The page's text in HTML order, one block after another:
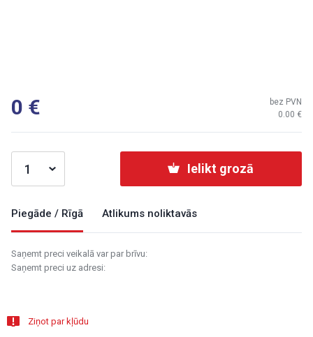
0 0.00
bez PVN
Ielikt grozā
Piegāde / Rīgā Atlikums noliktavās
Saņemt preci veikalā var par brīvu:
Saņemt preci uz adresi:
Ziņot par kļūdu